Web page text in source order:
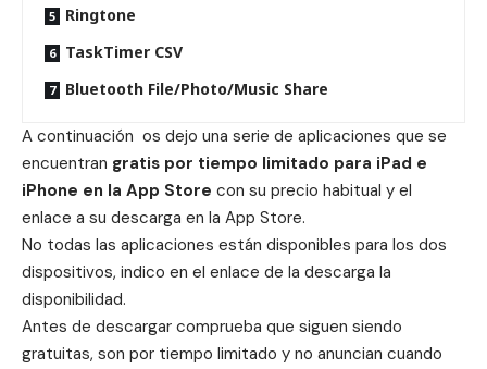
Ringtone
TaskTimer CSV
Bluetooth File/Photo/Music Share
A continuación os dejo una serie de aplicaciones que se
encuentran gratis por tiempo limitado para iPad e
iPhone en la App Store con su precio habitual y el
enlace a su descarga en la App Store.
No todas las aplicaciones están disponibles para los dos
dispositivos, indico en el enlace de la descarga la
disponibilidad.
Antes de descargar comprueba que siguen siendo
gratuitas, son por tiempo limitado y no anuncian cuando